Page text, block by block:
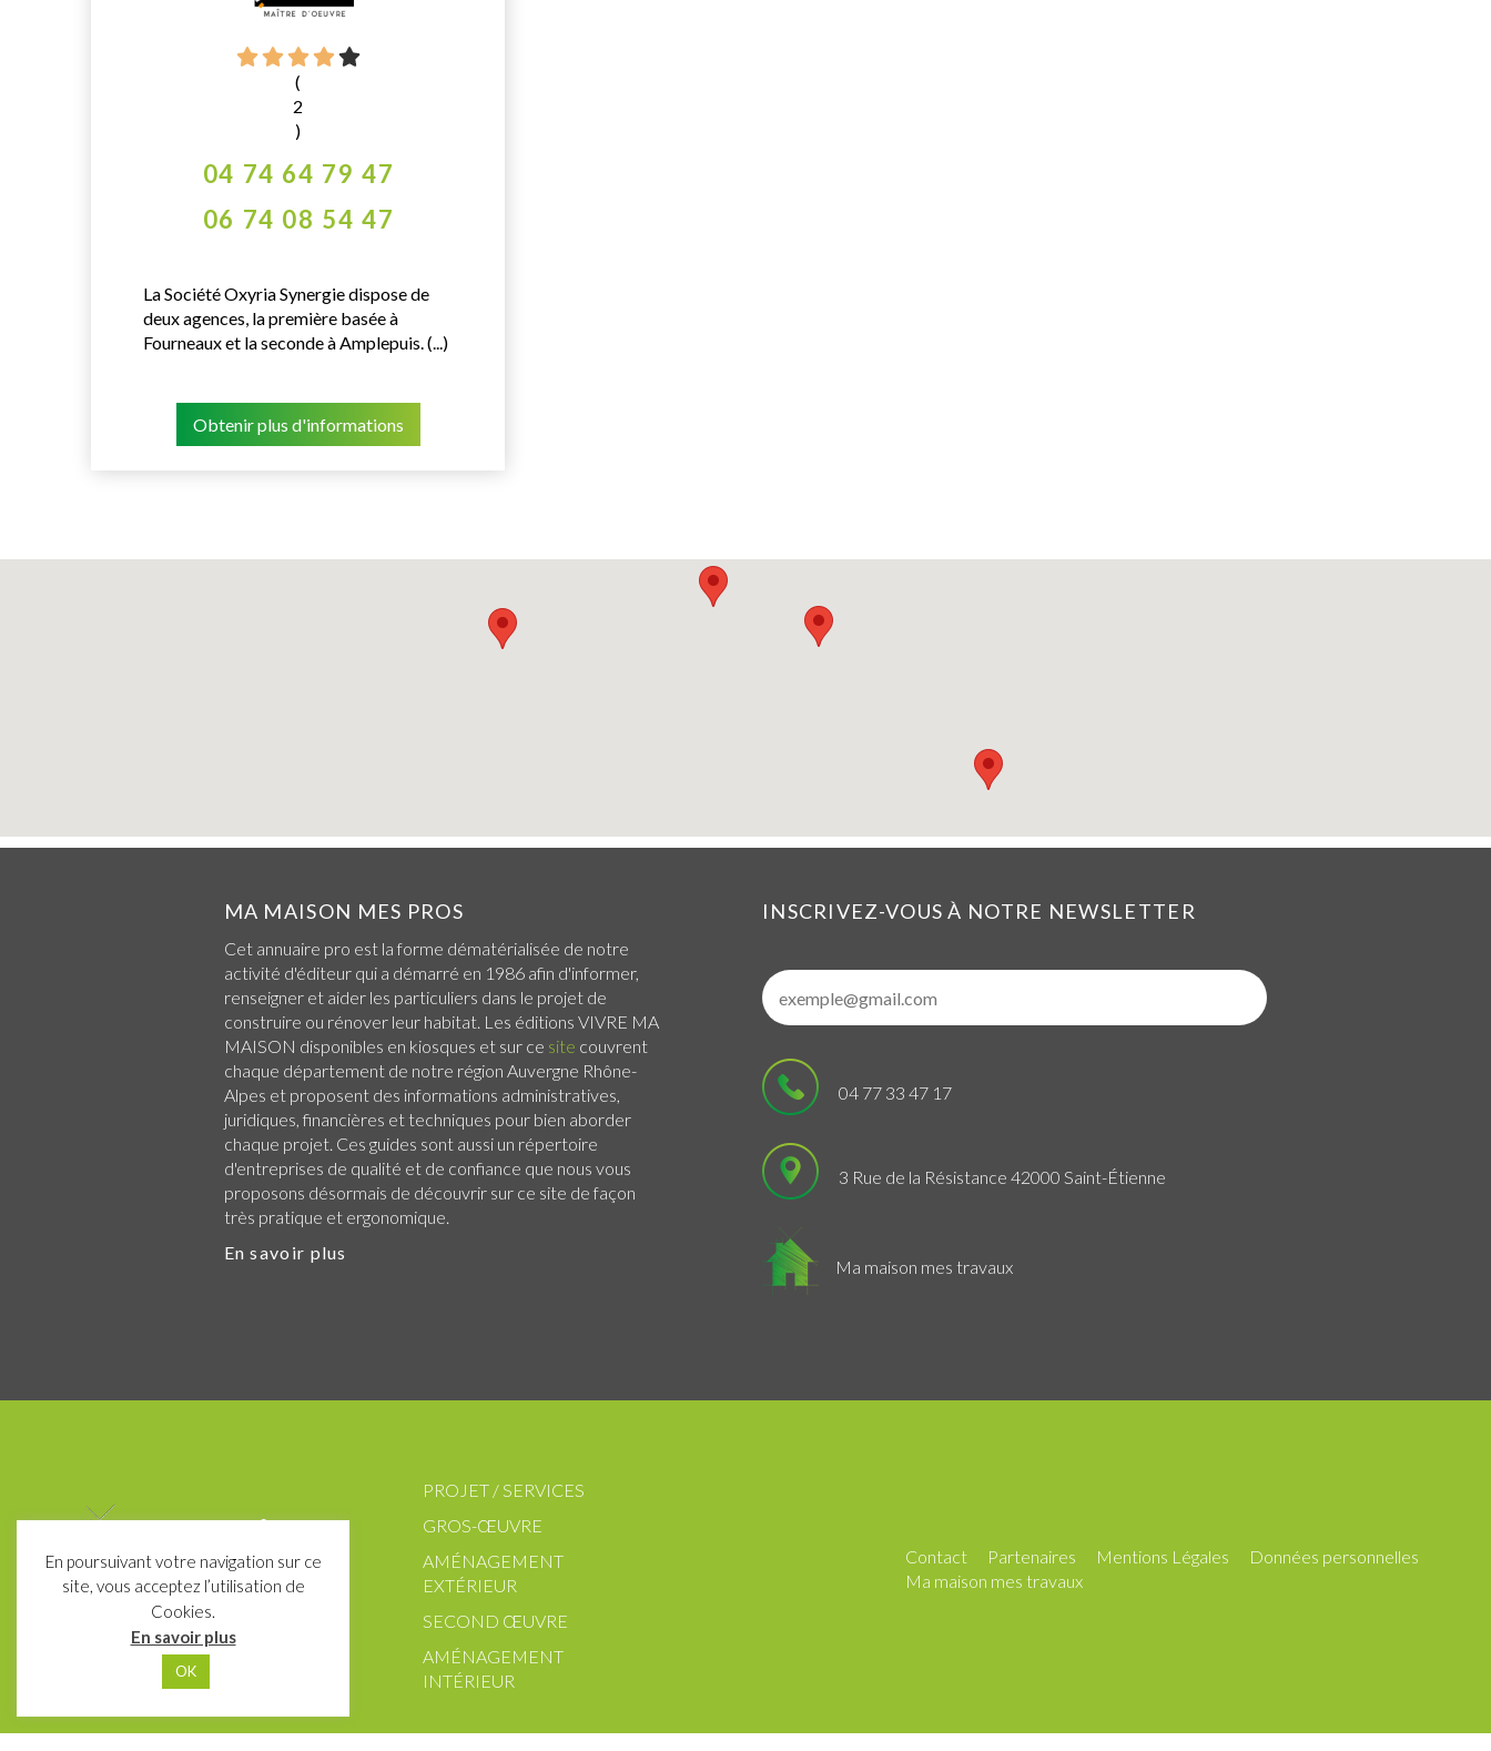
(
2
)
04 74 64 79 47
06 74 08 54 47
La Société Oxyria Synergie dispose de
deux agences, la première basée à
Fourneaux et la seconde à Amplepuis. (...)
Obtenir plus d'informations
MA MAISON MES PROS
Cet annuaire pro est la forme dématérialisée de notre
activité d'éditeur qui a démarré en 1986 afin d'informer,
renseigner et aider les particuliers dans le projet de
construire ou rénover leur habitat. Les éditions VIVRE MA
MAISON disponibles en kiosques et sur ce site couvrent
chaque département de notre région Auvergne Rhône-
Alpes et proposent des informations administratives,
juridiques, financières et techniques pour bien aborder
chaque projet. Ces guides sont aussi un répertoire
d'entreprises de qualité et de confiance que nous vous
proposons désormais de découvrir sur ce site de façon
très pratique et ergonomique.
En savoir plus
INSCRIVEZ-VOUS À NOTRE NEWSLETTER
04 77 33 47 17
3 Rue de la Résistance 42000 Saint-Étienne
Ma maison mes travaux
PROJET / SERVICES
GROS-ŒUVRE
AMÉNAGEMENT
EXTÉRIEUR
SECOND ŒUVRE
AMÉNAGEMENT
INTÉRIEUR
Contact Partenaires Mentions Légales
Données personnelles
Ma maison mes travaux
En poursuivant votre navigation sur ce
site, vous acceptez l’utilisation de
Cookies.
En savoir plus
OK